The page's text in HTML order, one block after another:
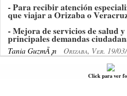
- Para recibir atención
que viajar a Orizaba o
- Mejora de servicios de salud y
principales demandas
Tania GuzmÃ¡n Orizaba, Ver. 19/
Click para ver